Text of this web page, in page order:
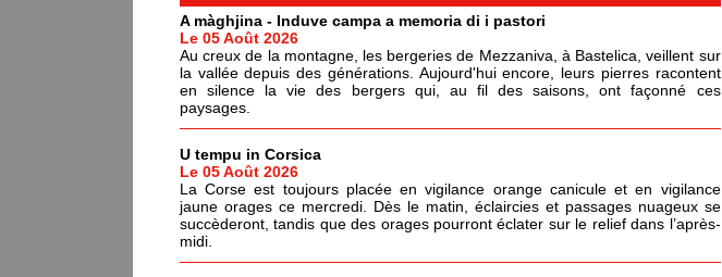
A màghjina - Induve campa a memoria di i pastori
Le 05 Août 2026
Au creux de la montagne, les bergeries de Mezzaniva, à Bastelica, veillent sur
la vallée depuis des générations. Aujourd'hui encore, leurs pierres racontent
en silence la vie des bergers qui, au fil des saisons, ont façonné ces
paysages.
U tempu in Corsica
Le 05 Août 2026
La Corse est toujours placée en vigilance orange canicule et en vigilance
jaune orages ce mercredi. Dès le matin, éclaircies et passages nuageux se
succèderont, tandis que des orages pourront éclater sur le relief dans l’après-
midi.